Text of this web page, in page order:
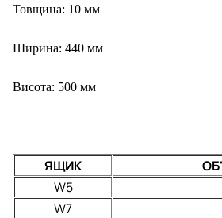
Товщина: 10 мм
Ширина: 440 мм
Висота: 500 мм
ЯЩИК
W5
W7